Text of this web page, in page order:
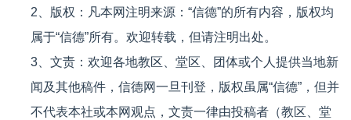
2、版权：凡本网注明来源：“信德”的所有内容，版权均
属于“信德”所有。欢迎转载，但请注明出处。
3、文责：欢迎各地教区、堂区、团体或个人提供当地新
闻及其他稿件，信德网一旦刊登，版权虽属“信德”，但并
不代表本社或本网观点，文责一律由投稿者（教区、堂